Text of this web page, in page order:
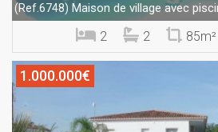
(Ref.6748) Maison de village avec
2 2 85m²
1.000.000€